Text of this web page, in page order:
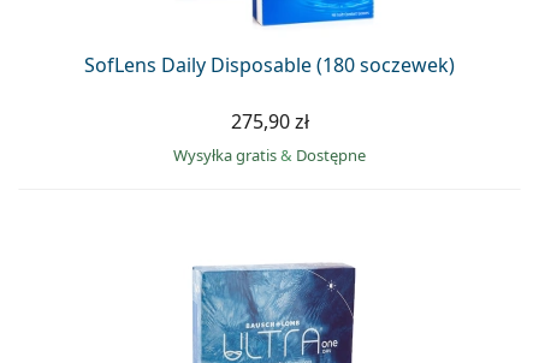
SofLens Daily Disposable (180 soczewek)
275,90 zł
Wysyłka gratis& Dostępne